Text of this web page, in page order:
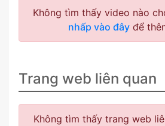
Không tìm thấy video nào
nhấp vào đâyđể
Trang web liên quan
Không tìm thấy trang web